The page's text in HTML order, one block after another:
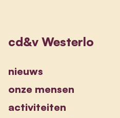
cd&v Westerlo
nieuws
onze mensen
activiteiten